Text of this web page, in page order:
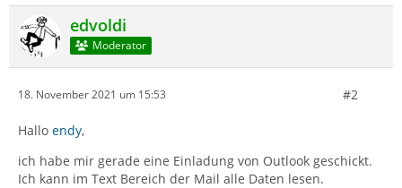
edvoldi
Moderator
18. November 2021 um 15:53 #2
Hallo endy,
ich habe mir gerade eine Einladung von Outlook geschickt.
Ich kann im Text Bereich der Mail alle Daten lesen.